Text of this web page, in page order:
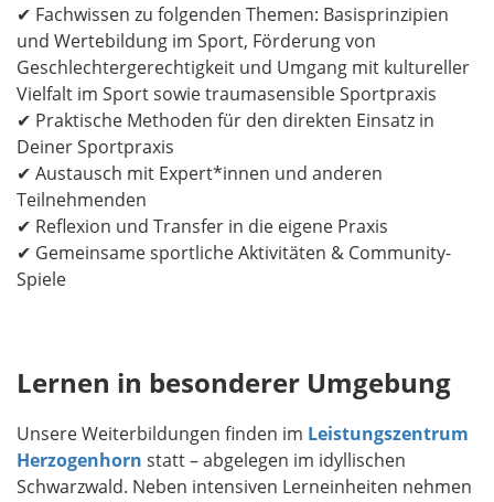
✔ Fachwissen zu folgenden Themen: Basisprinzipien
und Wertebildung im Sport, Förderung von
Geschlechtergerechtigkeit und Umgang mit kultureller
Vielfalt im Sport sowie traumasensible Sportpraxis
✔ Praktische Methoden für den direkten Einsatz in
Deiner Sportpraxis
✔ Austausch mit Expert*innen und anderen
Teilnehmenden
✔ Reflexion und Transfer in die eigene Praxis
✔ Gemeinsame sportliche Aktivitäten & Community-
Spiele
Lernen in besonderer Umgebung
Unsere Weiterbildungen finden im Leistungszentrum
Herzogenhorn statt – abgelegen im idyllischen
Schwarzwald. Neben intensiven Lerneinheiten nehmen